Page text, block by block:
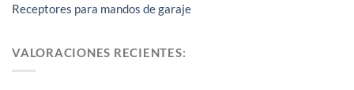
Receptores para mandos de garaje
VALORACIONES RECIENTES: